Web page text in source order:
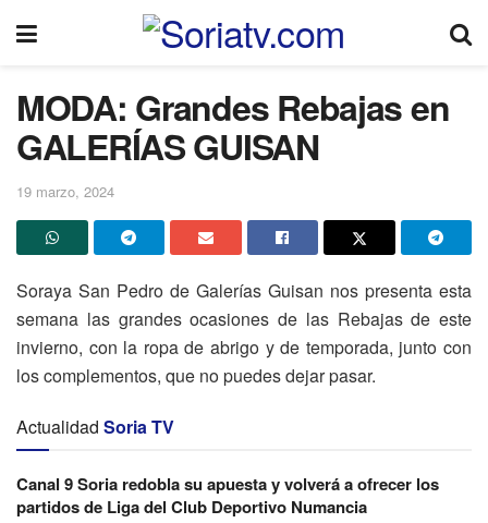
MODA: Grandes Rebajas en
GALERÍAS GUISAN
19 marzo, 2024
Soraya San Pedro de Galerías Guisan nos presenta esta
semana las grandes ocasiones de las Rebajas de este
invierno, con la ropa de abrigo y de temporada, junto con
los complementos, que no puedes dejar pasar.
Actualidad Soria TV
Canal 9 Soria redobla su apuesta y volverá a ofrecer los
partidos de Liga del Club Deportivo Numancia